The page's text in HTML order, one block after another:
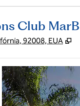
Club
92008, EUA ,